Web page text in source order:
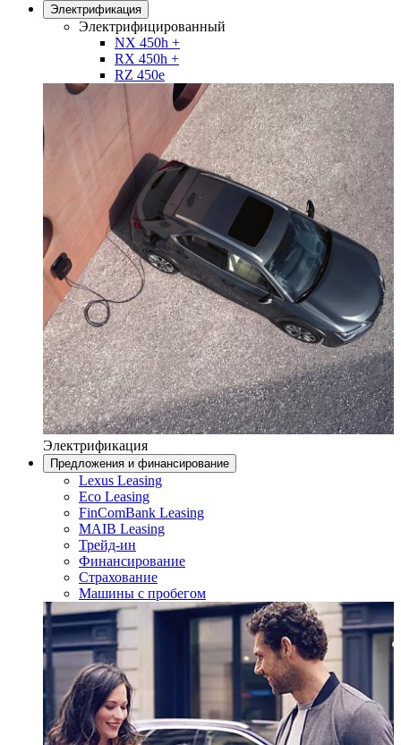
Электрификация
Электрифицированный
NX 450h +
RX 450h +
RZ 450e
Электрификация
Предложения и финансирование
Lexus Leasing
Eco Leasing
FinComBank Leasing
MAIB Leasing
Трейд-ин
Финансирование
Страхование
Машины с пробегом